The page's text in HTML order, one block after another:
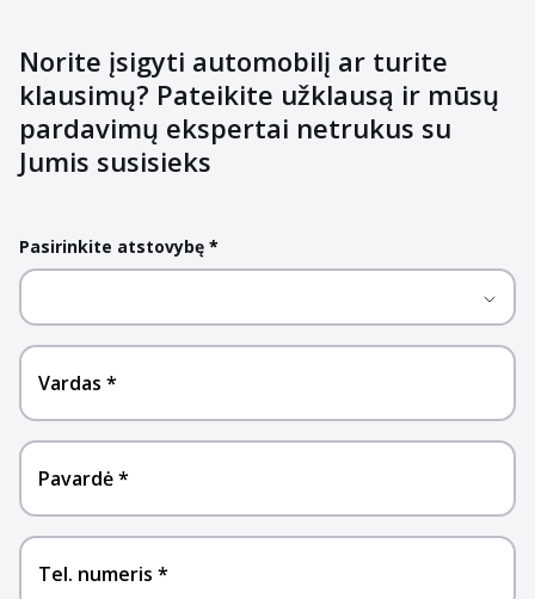
Norite įsigyti automobilį ar turite
klausimų? Pateikite užklausą ir mūsų
pardavimų ekspertai netrukus su
Jumis susisieks
Pasirinkite atstovybę *
Vardas
Pavardė
Tel. numeris